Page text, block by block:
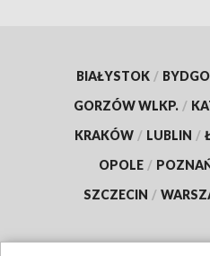
BIAŁYSTOK /
GORZÓW WLKP. /
KRAKÓW / LUBLIN /
OPOLE /
SZCZECIN /